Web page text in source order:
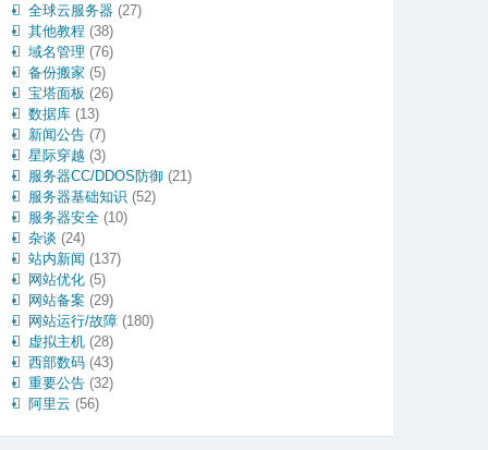
全球云服务器 (27)
其他教程 (38)
域名管理 (76)
备份搬家 (5)
宝塔面板 (26)
数据库(13)
新闻公告(7)
星际穿越 (3)
服务器CC/DDOS防御(21)
服务器基础知识 (52)
服务器安全(10)
杂谈 (24)
站内新闻 (137)
网站优化(5)
网站备案 (29)
网站运行/故障(180)
虚拟主机(28)
西部数码(43)
重要公告(32)
阿里云 (56)